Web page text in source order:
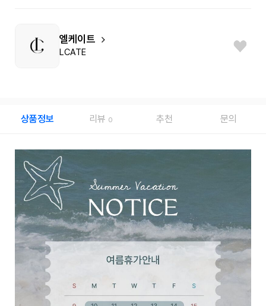
엘케이트
LCATE
상품정보 리뷰 0 추천 문의